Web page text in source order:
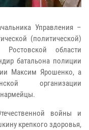
Управления –
(политической)
области
батальона полиции
Максим Ярошенко, а
организации
войны и
крепкого здоровья,